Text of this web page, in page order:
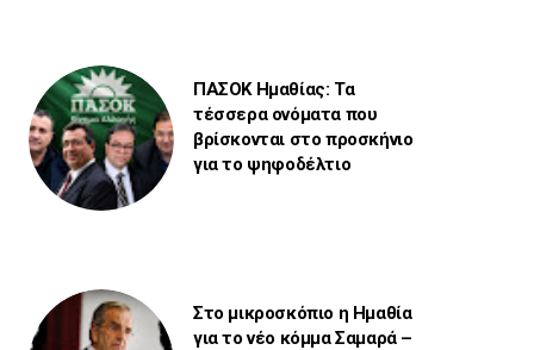
ΠΑΣΟΚ Ημαθίας: Τα
τέσσερα ονόματα που
βρίσκονται στο προσκήνιο
για το ψηφοδέλτιο
Στο μικροσκόπιο η Ημαθία
για το νέο κόμμα Σαμαρά –